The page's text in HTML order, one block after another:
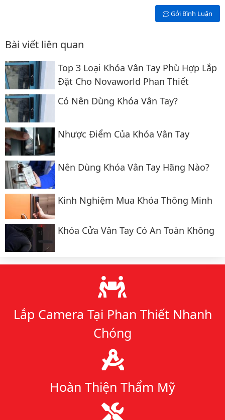
Gởi Bình Luận
Bài viết liên quan
Top 3 Loại Khóa Vân Tay Phù Hợp Lắp
Đặt Cho Novaworld Phan Thiết
Có Nên Dùng Khóa Vân Tay?
Nhược Điểm Của Khóa Vân Tay
Nên Dùng Khóa Vân Tay Hãng Nào?
Kinh Nghiệm Mua Khóa Thông Minh
Khóa Cửa Vân Tay Có An Toàn Không
Lý do chọn chúng tôi
Lắp Camera Tại Phan Thiết Nhanh
Chóng
Hoàn Thiện Thẩm Mỹ